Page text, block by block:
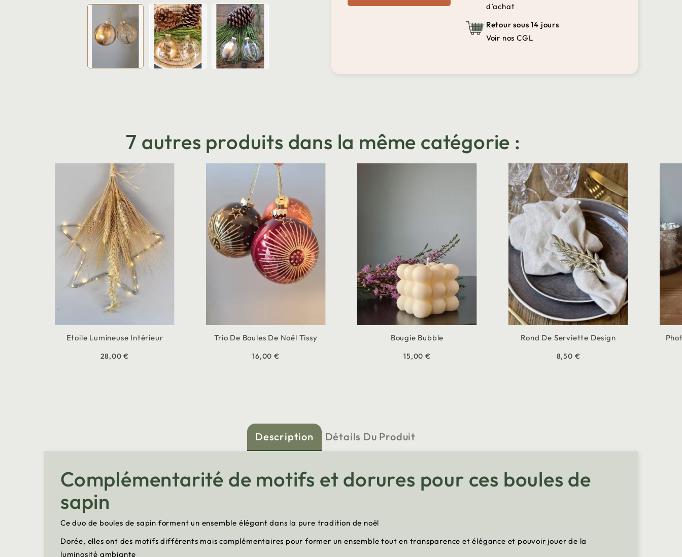
d’achat
Retour sous 14 jours
Voir nos CGL
7 autres produits dans la même catégorie :
Etoile Lumineuse Intérieur
28,00 €
Trio De Boules De Noël Tissy
16,00 €
Bougie Bubble
15,00 €
Rond De Serviette Design
8,50 €
Description Détails Du Produit
Complémentarité de motifs et dorures pour ces boules de
sapin
Ce duo de boules de sapin forment un ensemble élégant dans la pure tradition de noël
Dorée, elles ont des motifs différents mais complémentaires pour former un ensemble tout en transparence et élégance et pouvoir jouer de la
luminosité ambiante